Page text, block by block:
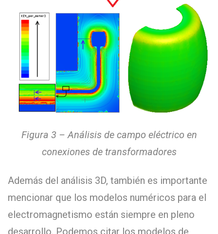
Figura 3 – Análisis de campo eléctrico en
conexiones de transformadores
Además del análisis 3D, también es importante
mencionar que los modelos numéricos para el
electromagnetismo están siempre en pleno
desarrollo. Podemos citar los modelos de